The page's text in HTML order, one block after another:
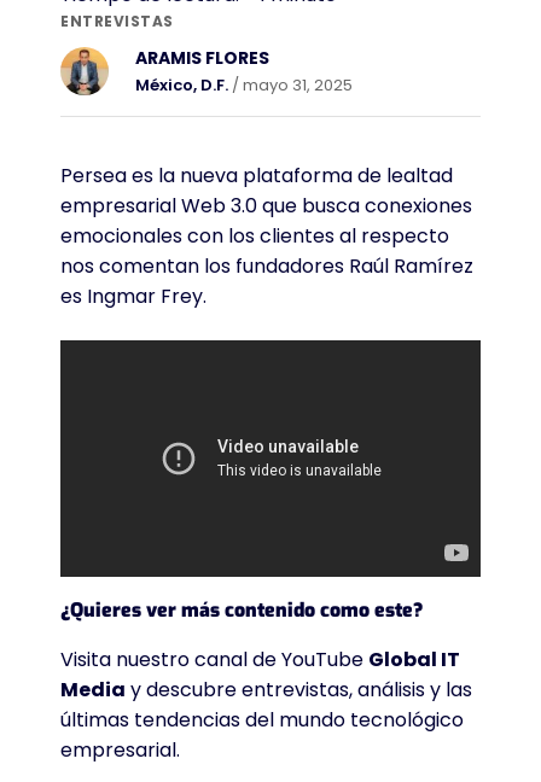
ENTREVISTAS
ARAMIS FLORES
México, D.F. / mayo 31, 2025
Persea es la nueva plataforma de lealtad
empresarial Web 3.0 que busca conexiones
emocionales con los clientes al respecto
nos comentan los fundadores Raúl Ramírez
es Ingmar Frey.
¿Quieres ver más contenido como este?
Visita nuestro canal de YouTube Global IT
Media y descubre entrevistas, análisis y las
últimas tendencias del mundo tecnológico
empresarial.